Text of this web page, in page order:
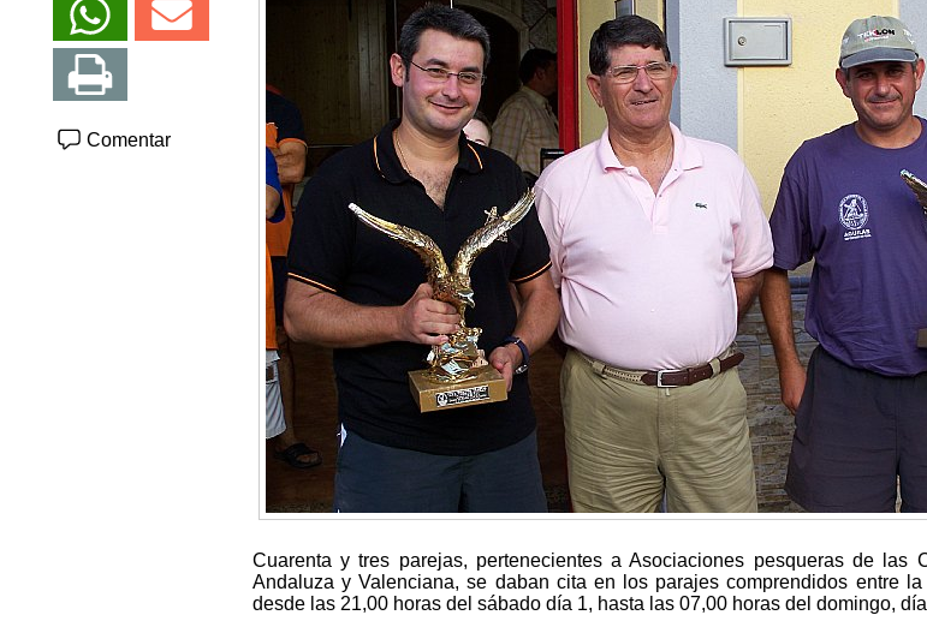
Comentar
Cuarenta y tres parejas, pertenecientes a Asociaciones pesqueras de las
Andaluza y Valenciana, se daban cita en los parajes comprendidos entre
desde las 21,00 horas del sábado día 1, hasta las 07,00 horas del domingo,